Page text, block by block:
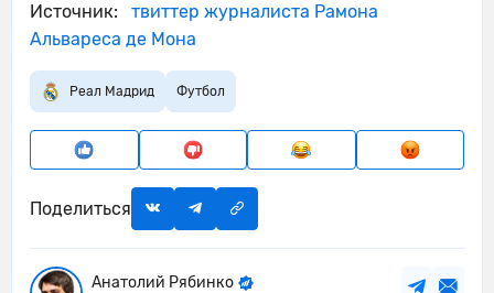
Источник:
твиттер журналиста Рамона
Альвареса де Мона
Реал Мадрид Футбол
Поделиться
Анатолий Рябинко